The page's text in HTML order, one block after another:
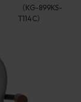
（KG-899KS-
T114C）